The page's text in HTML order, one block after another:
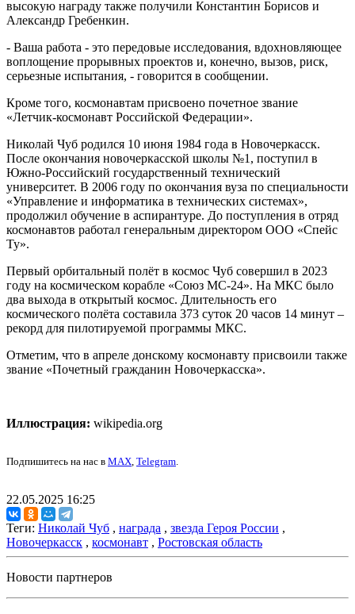
высокую награду также получили Константин Борисов и
Александр Гребенкин.
- Ваша работа - это передовые исследования, вдохновляющее
воплощение прорывных проектов и, конечно, вызов, риск,
серьезные испытания, - говорится в сообщении.
Кроме того, космонавтам присвоено почетное звание
«Летчик-космонавт Российской Федерации».
Николай Чуб родился 10 июня 1984 года в Новочеркасск.
После окончания новочеркасской школы №1, поступил в
Южно-Российский государственный технический
университет. В 2006 году по окончания вуза по специальности
«Управление и информатика в технических системах»,
продолжил обучение в аспирантуре. До поступления в отряд
космонавтов работал генеральным директором ООО «Спейс
Ту».
Первый орбитальный полёт в космос Чуб совершил в 2023
году на космическом корабле «Союз МС-24». На МКС было
два выхода в открытый космос. Длительность его
космического полёта составила 373 суток 20 часов 14 минут –
рекорд для пилотируемой программы МКС.
Отметим, что в апреле донскому космонавту присвоили также
звание «Почетный гражданин Новочеркасска».
Иллюстрация: wikipedia.org
Подпишитесь на нас в MAX, Telegram.
22.05.2025 16:25
Теги: Николай Чуб , награда , звезда Героя России ,
Новочеркасск , космонавт , Ростовская область
Новости партнеров